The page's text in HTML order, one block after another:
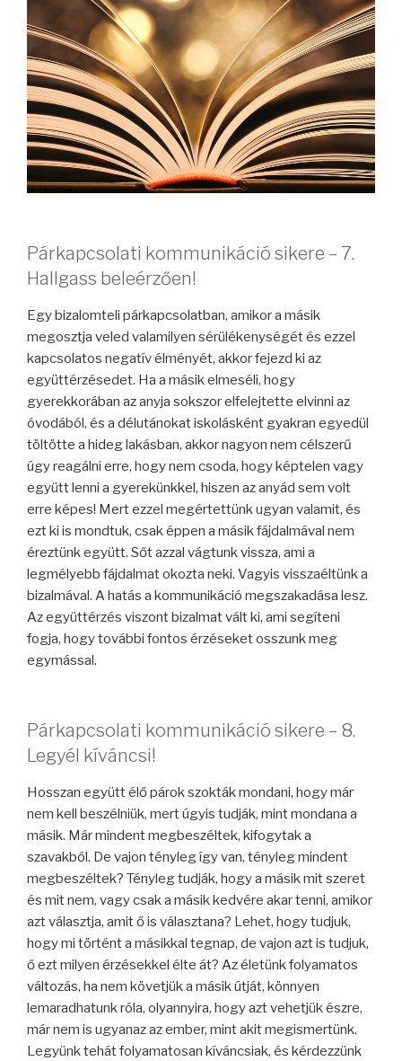
Párkapcsolati kommunikáció sikere – 7.
Hallgass beleérzően!
Egy bizalomteli párkapcsolatban, amikor a másik
megosztja veled valamilyen sérülékenységét és ezzel
kapcsolatos negatív élményét, akkor fejezd ki az
együttérzésedet. Ha a másik elmeséli, hogy
gyerekkorában az anyja sokszor elfelejtette elvinni az
óvodából, és a délutánokat iskolásként gyakran egyedül
töltötte a hideg lakásban, akkor nagyon nem célszerű
úgy reagálni erre, hogy nem csoda, hogy képtelen vagy
együtt lenni a gyerekünkkel, hiszen az anyád sem volt
erre képes! Mert ezzel megértettünk ugyan valamit, és
ezt ki is mondtuk, csak éppen a másik fájdalmával nem
éreztünk együtt. Sőt azzal vágtunk vissza, ami a
legmélyebb fájdalmat okozta neki. Vagyis visszaéltünk a
bizalmával. A hatás a kommunikáció megszakadása lesz.
Az együttérzés viszont bizalmat vált ki, ami segíteni
fogja, hogy további fontos érzéseket osszunk meg
egymással.
Párkapcsolati kommunikáció sikere – 8.
Legyél kíváncsi!
Hosszan együtt élő párok szokták mondani, hogy már
nem kell beszélniük, mert úgyis tudják, mint mondana a
másik. Már mindent megbeszéltek, kifogytak a
szavakból. De vajon tényleg így van, tényleg mindent
megbeszéltek? Tényleg tudják, hogy a másik mit szeret
és mit nem, vagy csak a másik kedvére akar tenni, amikor
azt választja, amit ő is választana? Lehet, hogy tudjuk,
hogy mi történt a másikkal tegnap, de vajon azt is tudjuk,
ő ezt milyen érzésekkel élte át? Az életünk folyamatos
változás, ha nem követjük a másik útját, könnyen
lemaradhatunk róla, olyannyira, hogy azt vehetjük észre,
már nem is ugyanaz az ember, mint akit megismertünk.
Legyünk tehát folyamatosan kíváncsiak, és kérdezzünk